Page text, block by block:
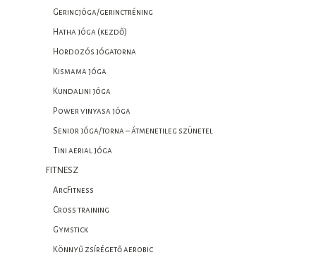
Gerincjóga/gerinctréning
Hatha jóga (kezdő)
Hordozós jógatorna
Kismama jóga
Kundalini jóga
Power vinyasa jóga
Senior jóga/torna – átmenetileg szünetel
Tini aerial jóga
FITNESZ
ArcFitness
Cross training
Gymstick
Könnyű zsírégető aerobic